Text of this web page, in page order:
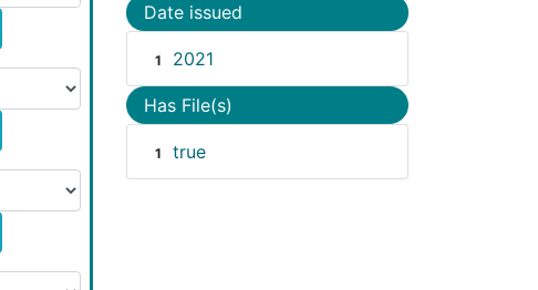
Date issued
1 2021
Has File(s)
1 true